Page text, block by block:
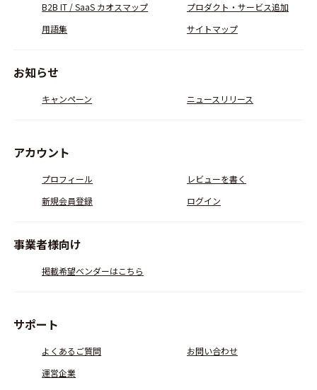
B2B IT / SaaS カオスマップ
プロダクト・サービス追加
用語集
サイトマップ
お知らせ
キャンペーン ニュースリリース
アカウント
プロフィール
レビューを書く
新規会員登録
ログイン
事業者様向け
掲載希望ベンダーはこちら
サポート
よくあるご質問
お問い合わせ
運営企業